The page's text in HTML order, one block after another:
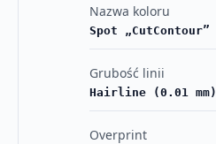
Nazwa koloru
Spot „CutContour”
Grubość linii
Hairline (0.01 mm)
Overprint